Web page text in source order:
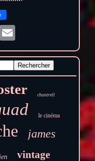
chantrell
le cinéma
james
vintage